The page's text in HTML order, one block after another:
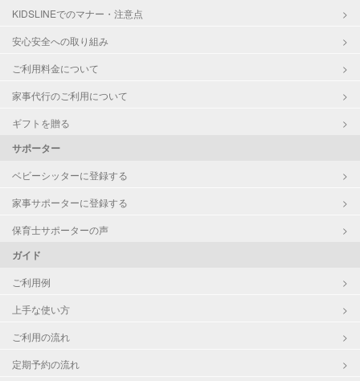
KIDSLINEでのマナー・注意点
安心安全への取り組み
ご利用料金について
家事代行のご利用について
ギフトを贈る
サポーター
ベビーシッターに登録する
家事サポーターに登録する
保育士サポーターの声
ガイド
ご利用例
上手な使い方
ご利用の流れ
定期予約の流れ